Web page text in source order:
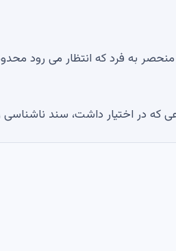
منحصر به فرد که انتظار می رود
که در اختیار داشت، سند ناشناسی